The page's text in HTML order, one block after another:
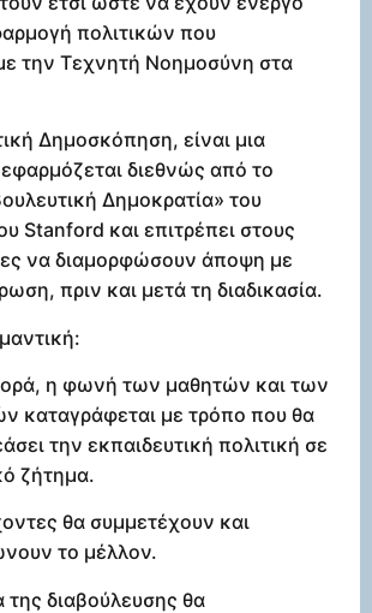
πολιτικών που
την Τεχνητή Νοημοσύνη στα
Δημοσκόπηση, είναι μια
διεθνώς από το
Δημοκρατία» του
Stanford και επιτρέπει στους
να διαμορφώσουν άποψη με
πριν και μετά τη διαδικασία.
η φωνή των μαθητών και των
καταγράφεται με τρόπο που θα
την εκπαιδευτική πολιτική σε
ζήτημα.
θα συμμετέχουν και
το μέλλον.
της διαβούλευσης θα